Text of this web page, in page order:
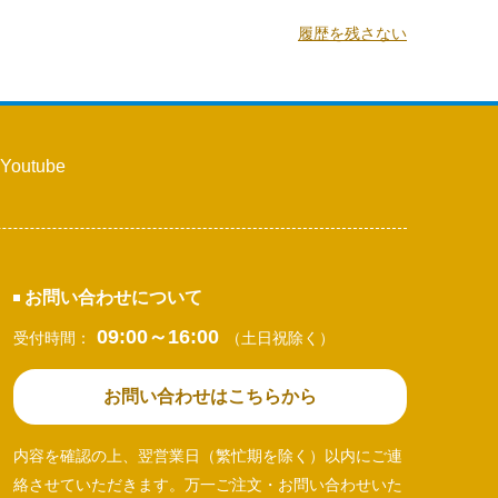
履歴を残さない
Youtube
お問い合わせについて
受付時間： 09:00～16:00 （土日祝除く）
お問い合わせはこちらから
内容を確認の上、翌営業日（繁忙期を除く）以内にご連
絡させていただきます。万一ご注文・お問い合わせいた